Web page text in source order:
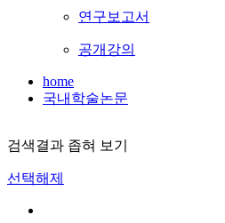
연구보고서
공개강의
home
국내학술논문
검색결과 좁혀 보기
선택해제